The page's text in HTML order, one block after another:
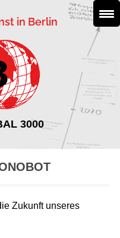
in Berlin
3000
Zukunft unseres